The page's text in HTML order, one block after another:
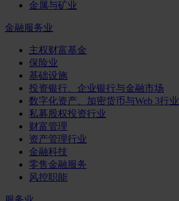
金属与矿业
金融服务业
主权财富基金
保险业
基础设施
投资银行、企业银行与金融市场
数字化资产、加密货币与Web 3行业
私募股权投资行业
财富管理
资产管理行业
金融科技
零售金融服务
风控职能